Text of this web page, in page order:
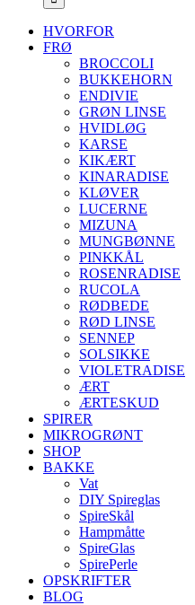
HVORFOR
FRØ
BROCCOLI
BUKKEHORN
ENDIVIE
GRØN LINSE
HVIDLØG
KARSE
KIKÆRT
KINARADISE
KLØVER
LUCERNE
MIZUNA
MUNGBØNNE
PINKKÅL
ROSENRADISE
RUCOLA
RØDBEDE
RØD LINSE
SENNEP
SOLSIKKE
VIOLETRADISE
ÆRT
ÆRTESKUD
SPIRER
MIKROGRØNT
SHOP
BAKKE
Vat
DIY Spireglas
SpireSkål
Hampmåtte
SpireGlas
SpirePerle
OPSKRIFTER
BLOG